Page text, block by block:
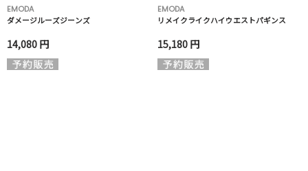
EMODA
ダメージルーズジーンズ
14,080 円
EMODA
リメイクライクハイウエストパギンス
15,180 円